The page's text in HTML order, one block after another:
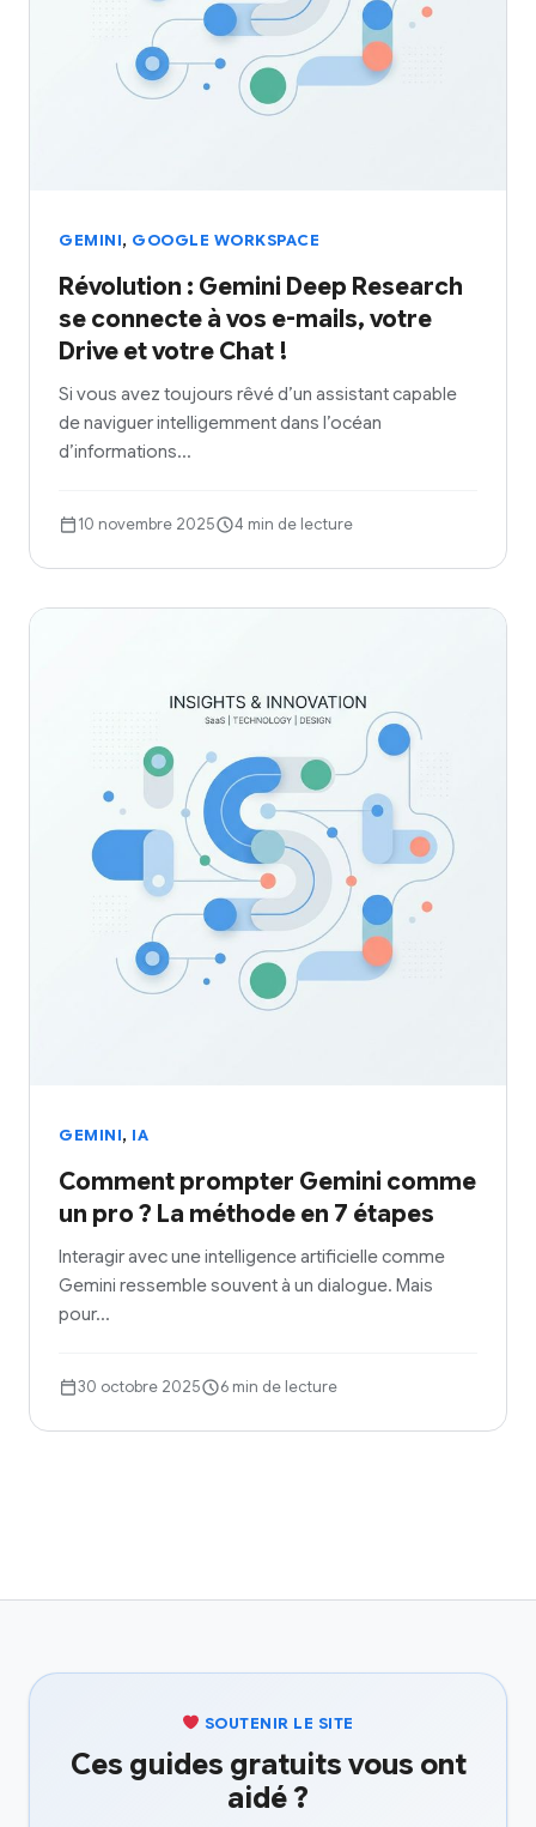
GEMINI, GOOGLE WORKSPACE
Révolution : Gemini Deep Research
se connecte à vos e-mails, votre
Drive et votre Chat !
Si vous avez toujours rêvé d’un assistant capable
de naviguer intelligemment dans l’océan
d’informations…
10 novembre 2025 4 min de lecture
GEMINI, IA
Comment prompter Gemini comme
un pro ? La méthode en 7 étapes
Interagir avec une intelligence artificielle comme
Gemini ressemble souvent à un dialogue. Mais
pour…
30 octobre 2025 6 min de lecture
SOUTENIR LE SITE
Ces guides gratuits vous ont
aidé ?